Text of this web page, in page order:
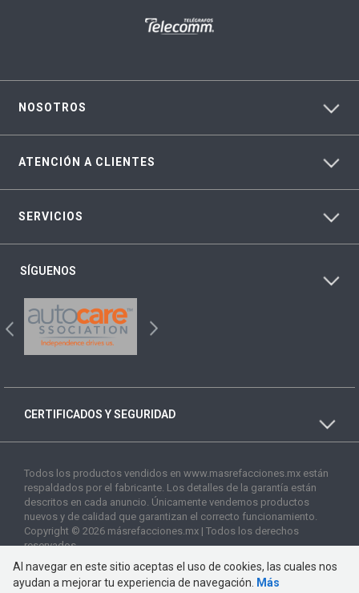
NOSOTROS
ATENCIÓN A CLIENTES
SERVICIOS
SÍGUENOS
CERTIFICADOS Y SEGURIDAD
Todos los productos vendidos en www.masrefacciones.mx están
respaldados por el fabricante. Los detalles de la garantía están
descritos en cada anuncio. Únicamente vendemos productos
nuevos y de calidad que garantizan el correcto funcionamiento.
Copyright © 2026 másrefacciones.mx | Todos los derechos
reservados
Al navegar en este sitio aceptas el uso de cookies, las cuales nos
ayudan a mejorar tu experiencia de navegación.
Más